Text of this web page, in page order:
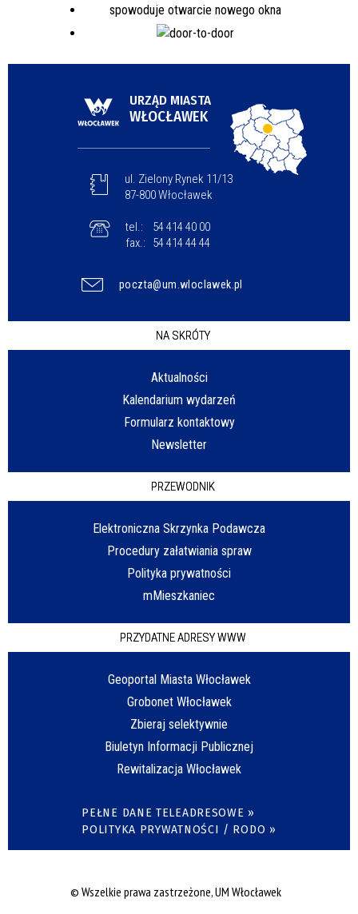
URZĄD MIASTA
WŁOCŁAWEK
ul. Zielony Rynek 11/13
87-800 Włocławek
tel.:
54 414 40 00
fax.:
54 414 44 44
poczta@um.wloclawek.pl
NA SKRÓTY
Aktualności
Kalendarium wydarzeń
Formularz kontaktowy
Newsletter
PRZEWODNIK
Elektroniczna Skrzynka Podawcza
Procedury załatwiania spraw
Polityka prywatności
mMieszkaniec
PRZYDATNE ADRESY WWW
Geoportal Miasta Włocławek
Grobonet Włocławek
Zbieraj selektywnie
Biuletyn Informacji Publicznej
Rewitalizacja Włocławek
PEŁNE DANE TELEADRESOWE »
POLITYKA PRYWATNOŚCI / RODO »
© Wszelkie prawa zastrzeżone, UM Włocławek